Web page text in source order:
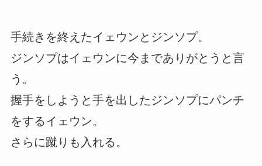
手続きを終えたイェウンとジンソプ。
ジンソプはイェウンに今までありがとうと言
う。
握手をしようと手を出したジンソプにパンチ
をするイェウン。
さらに蹴りも入れる。